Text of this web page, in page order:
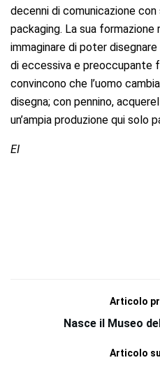
decenni di comunicazione
packaging. La sua formazione
immaginare di poter
di eccessiva e preoccupante
convincono che l’uomo
disegna; con pennino,
un’ampia produzione qui solo
EI
Articolo
Nasce il Museo
Articolo